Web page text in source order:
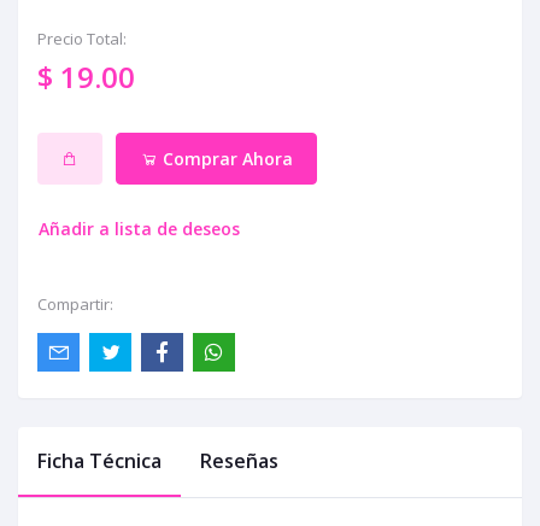
Precio Total:
$ 19.00
Comprar Ahora
Añadir a lista de deseos
Compartir:
Ficha Técnica Reseñas